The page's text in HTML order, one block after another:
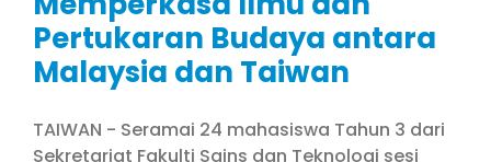
Pertukaran Budaya antara
Malaysia dan Taiwan
TAIWAN - Seramai 24 mahasiswa Tahun 3 dari
Sekretariat Fakulti Sains dan Teknologi sesi